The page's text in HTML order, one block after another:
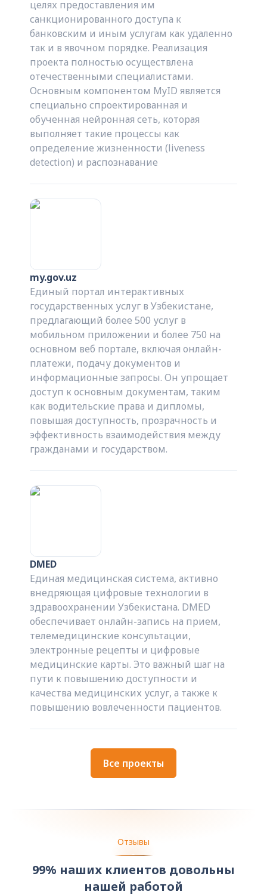
целях предоставления им
санкционированного доступа к
банковским и иным услугам как удаленно
так и в явочном порядке. Реализация
проекта полностью осуществлена
отечественными специалистами.
Основным компонентом MyID является
специально спроектированная и
обученная нейронная сеть, которая
выполняет такие процессы как
определение жизненности (liveness
detection) и распознавание
my.gov.uz
Единый портал интерактивных
государственных услуг в Узбекистане,
предлагающий более 500 услуг в
мобильном приложении и более 750 на
основном веб портале, включая онлайн-
платежи, подачу документов и
информационные запросы. Он упрощает
доступ к основным документам, таким
как водительские права и дипломы,
повышая доступность, прозрачность и
эффективность взаимодействия между
гражданами и государством.
DMED
Единая медицинская система, активно
внедряющая цифровые технологии в
здравоохранении Узбекистана. DMED
обеспечивает онлайн-запись на прием,
телемедицинские консультации,
электронные рецепты и цифровые
медицинские карты. Это важный шаг на
пути к повышению доступности и
качества медицинских услуг, а также к
повышению вовлеченности пациентов.
Все проекты
Отзывы
99% наших клиентов довольны
нашей работой